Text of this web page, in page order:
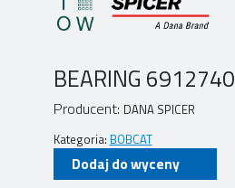
BEARING 6912740
Producent: DANA SPICER
Kategoria: BOBCAT
Dodaj do wyceny